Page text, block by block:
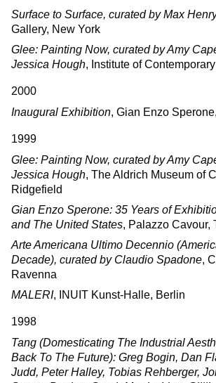
Surface to Surface, curated by Max
Gallery, New York
Glee: Painting Now, curated by Amy
Jessica Hough, Institute of
2000
Inaugural Exhibition, Gian Enzo
1999
Glee: Painting Now, curated by Amy
Jessica Hough, The Aldrich Museum of
Ridgefield
Gian Enzo Sperone: 35 Years of
and The United States, Palazzo Cavour,
Arte Americana Ultimo Decennio
Decade), curated by Claudio Spadone,
Ravenna
MALERI, INUIT Kunst-Halle, Berlin
1998
Tang (Domesticating The Industrial
Back To The Future): Greg Bogin, Dan
Judd, Peter Halley, Tobias Rehberger,